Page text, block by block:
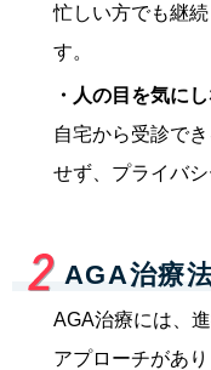
忙しい方でも継
す。
・人の目を気に
自宅から受診で
せず、プライバ
AGA治療
AGA治療には、
アプローチがあ